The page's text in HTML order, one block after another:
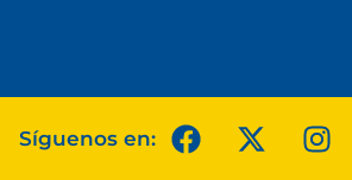
Síguenos en: